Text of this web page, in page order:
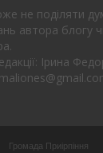
не поділяти
автора блогу
Ірина
Громада Приірпіння